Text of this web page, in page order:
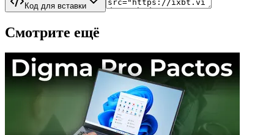
Код для вставки
Смотрите ещё